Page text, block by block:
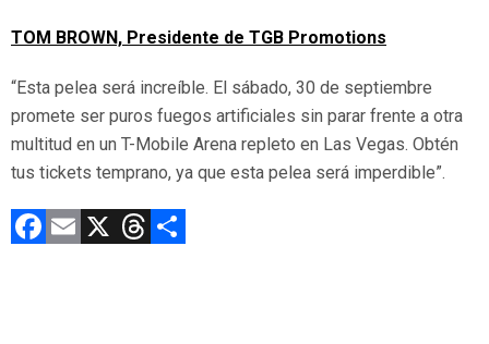
TOM BROWN, Presidente de TGB Promotions
“Esta pelea será increíble. El sábado, 30 de septiembre
promete ser puros fuegos artificiales sin parar frente a otra
multitud en un T-Mobile Arena repleto en Las Vegas. Obtén
tus tickets temprano, ya que esta pelea será imperdible”.
F E X T